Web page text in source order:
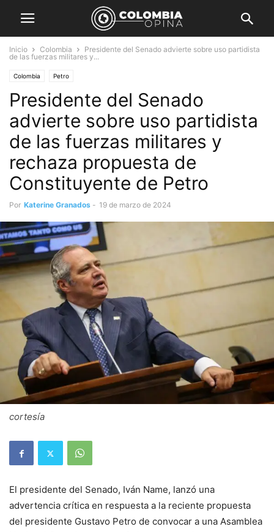
Inicio Colombia
Presidente del Senado advierte sobre uso partidista
de las fuerzas militares y...
Colombia Petro
Presidente del Senado
advierte sobre uso partidista
de las fuerzas militares y
rechaza propuesta de
Constituyente de Petro
Por Katerine Granados - 19 de marzo de 2024
cortesía
El presidente del Senado, Iván Name, lanzó una
advertencia crítica en respuesta a la reciente propuesta
del presidente Gustavo Petro de convocar a una Asamblea